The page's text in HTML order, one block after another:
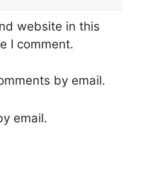
website in this
I comment.
by email.
email.